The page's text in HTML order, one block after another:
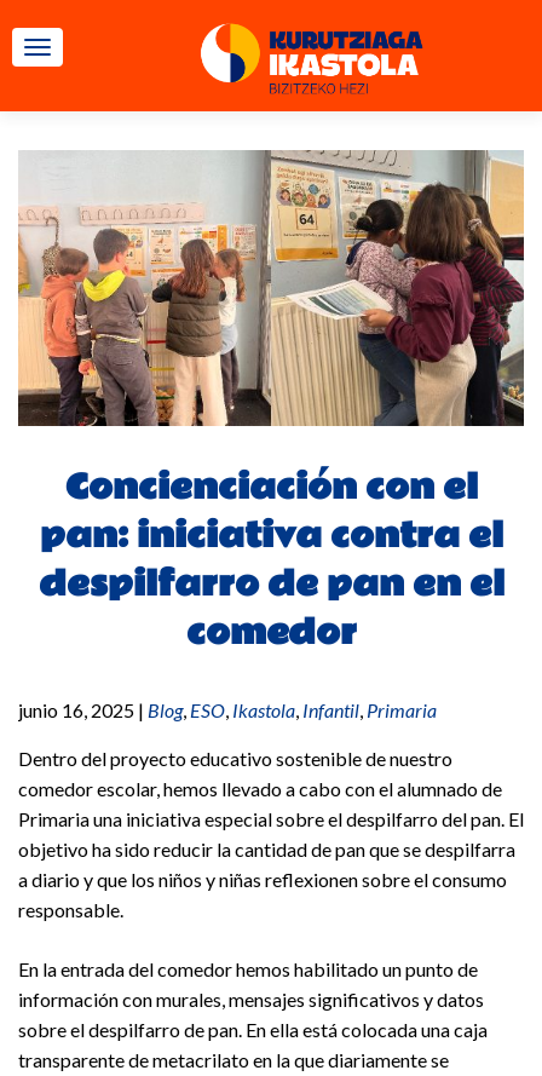
CAMBIAR NAVEGACIÓN
Concienciación con el
pan: iniciativa contra el
despilfarro de pan en el
comedor
junio 16, 2025 | Blog, ESO, Ikastola, Infantil, Primaria
Dentro del proyecto educativo sostenible de nuestro
comedor escolar, hemos llevado a cabo con el alumnado de
Primaria una iniciativa especial sobre el despilfarro del pan. El
objetivo ha sido reducir la cantidad de pan que se despilfarra
a diario y que los niños y niñas reflexionen sobre el consumo
responsable.
En la entrada del comedor hemos habilitado un punto de
información con murales, mensajes significativos y datos
sobre el despilfarro de pan. En ella está colocada una caja
transparente de metacrilato en la que diariamente se